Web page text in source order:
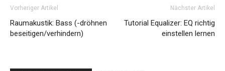
Vorheriger Artikel
Raumakustik: Bass (-dröhnen
beseitigen/verhindern)
Nächster Artikel
Tutorial Equalizer: EQ richtig
einstellen lernen